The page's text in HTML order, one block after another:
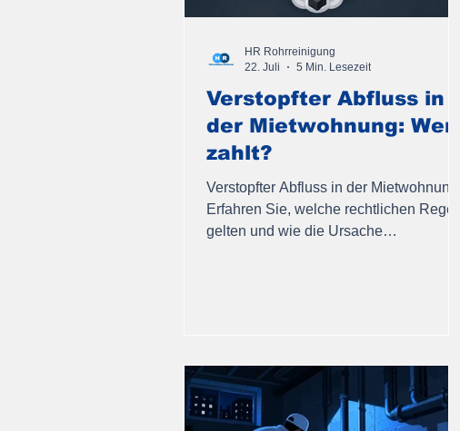
Verstopfter Abfluss in
der Mietwohnung: Wer
zahlt?
Verstopfter Abfluss in der Mietwohnung?
Erfahren Sie, welche rechtlichen Regeln
gelten und wie die Ursache
HR Rohrreinigung
22. Juli
5 Min. Lesezeit